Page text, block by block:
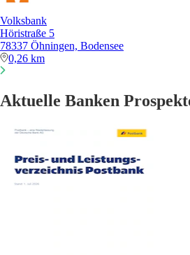
Volksbank
Höristraße 5
78337 Öhningen, Bodensee
0,26 km
Aktuelle Banken